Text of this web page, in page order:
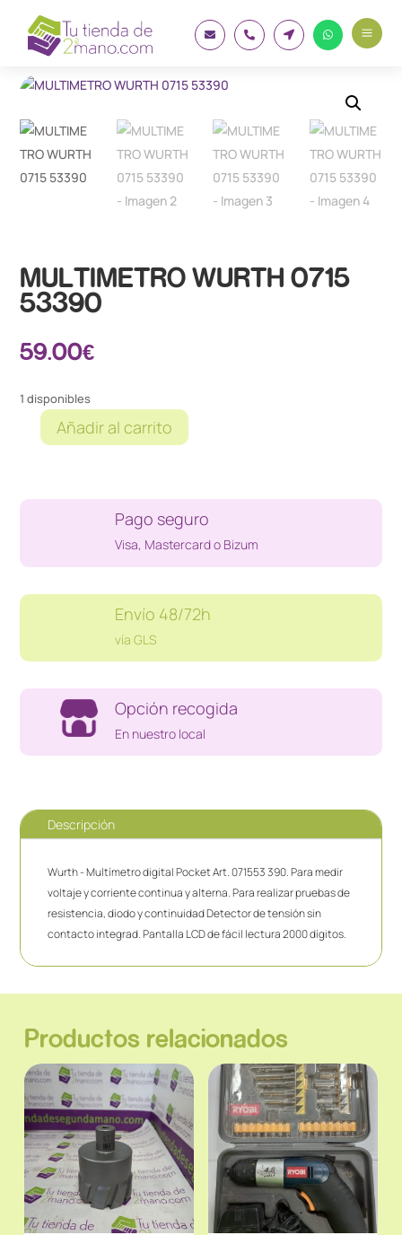
    a
MULTIMETRO WURTH 0715
53390
59.00€
1 disponibles
MULTIMETRO
53390
Añadir al carrito
Pago seguro
Visa, Mastercard o Bizum
Envío 48/72h
vía GLS
Opción recogida
En nuestro local
Descripción
Wurth - Multímetro digital Pocket Art. 071553 390. Para medir
voltaje y corriente continua y alterna. Para realizar pruebas de
resistencia, diodo y continuidad Detector de tensión sin
contacto integrad. Pantalla LCD de fácil lectura 2000 dígitos.
Productos relacionados